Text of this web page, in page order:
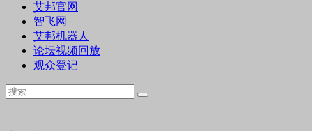
艾邦官网
智飞网
艾邦机器人
论坛视频回放
观众登记